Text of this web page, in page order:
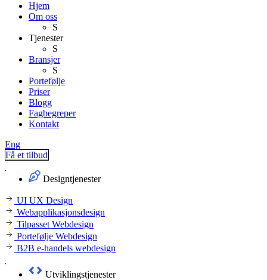
Hjem
Om oss
S
Tjenester
S
Bransjer
S
Portefølje
Priser
Blogg
Fagbegreper
Kontakt
Eng
Få et tilbud
Designtjenester
UI UX Design
Webapplikasjonsdesign
Tilpasset Webdesign
Portefølje Webdesign
B2B e-handels webdesign
Utviklingstjenester